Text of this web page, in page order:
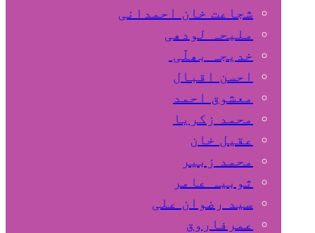
شجاعت خان احمدانی
ملیحہ لودھی
خدیجہ بھلّی
احسن اقبال
معشوق احمد
محمد زکریا
عقیل خان
محمد زبیر
ثوبیہ عامر
سید رضوان علی
عمرفاروق